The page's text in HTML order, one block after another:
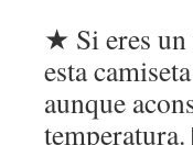
★ Si eres un
esta
aunque